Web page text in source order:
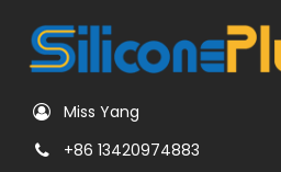
Miss Yang
+86 13420974883